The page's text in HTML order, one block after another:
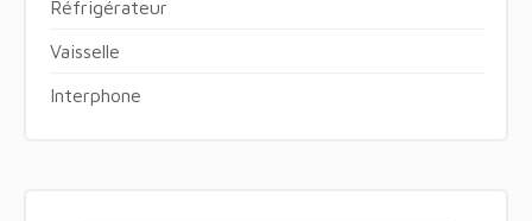
Réfrigérateur
Vaisselle
Interphone